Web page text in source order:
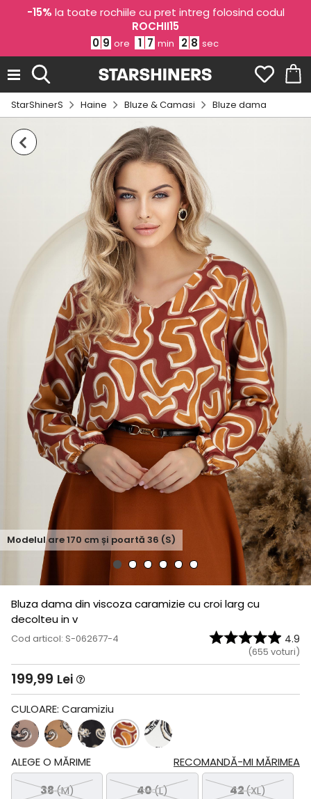
-15% la toate rochiile cu pret intreg folosind codul
ROCHII15
0 9 ore 1 7 min 2 7 sec
StarShinerS Haine Bluze & Camasi Bluze dama
Modelul are170 cm și poartă 36 (S)
Bluza dama din viscoza caramizie cu croi larg cu
decolteu in v
Cod articol: S-062677-4 4.9
(655 voturi)
199,99 Lei
CULOARE: Caramiziu
RECOMANDĂ-MI MĂRIMEA
ALEGE O MĂRIME
38(M) 40(L) 42(XL)